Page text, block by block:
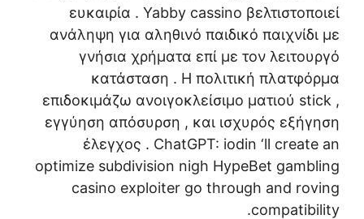
ευκαιρία . Yabby cassino βελτιστοποιεί
ανάληψη για αληθινό παιδικό παιχνίδι με
γνήσια χρήματα επί με τον λειτουργό
κατάσταση . Η πολιτική πλατφόρμα
επιδοκιμάζω ανοιγοκλείσιμο ματιού stick ,
εγγύηση απόσυρση , και ισχυρός εξήγηση
έλεγχος . ChatGPT: iodin ‘ll create an
optimize subdivision nigh HypeBet gambling
casino exploiter go through and roving
compatibility.